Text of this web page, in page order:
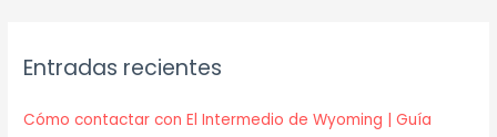
Entradas recientes
Cómo contactar con El Intermedio de Wyoming | Guía